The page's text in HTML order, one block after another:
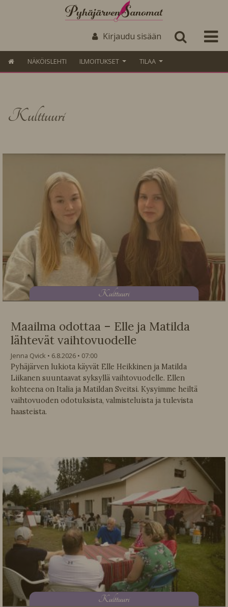
Kirjaudu sisään
NÄKÖISLEHTI ILMOITUKSET TILAA
Kulttuuri
Kulttuuri
Maailma odottaa – Elle ja Matilda
lähtevät vaihtovuodelle
Jenna Qvick 6.8.2026
07:00
Pyhäjärven lukiota käyvät Elle Heikkinen ja Matilda
Liikanen suuntaavat syksyllä vaihtovuodelle. Ellen
kohteena on Italia ja Matildan Sveitsi. Kysyimme heiltä
vaihtovuoden odotuksista, valmisteluista ja tulevista
haasteista.
Kulttuuri